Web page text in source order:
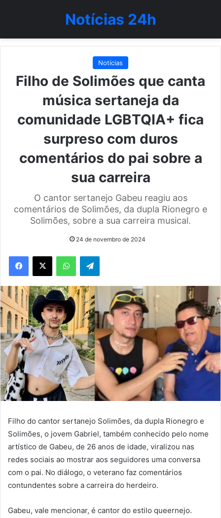
Notícias 24h
Notícias
Filho de Solimões que canta
música sertaneja da
comunidade LGBTQIA+ fica
surpreso com duros
comentários do pai sobre a
sua carreira
O cantor sertanejo Gabeu reagiu aos
comentários de Solimões, da dupla Rionegro e
Solimões, sobre a sua carreira musical.
24 de novembro de 2024
WhatsAppTelegram
Filho do cantor sertanejo Solimões, da dupla Rionegro e
Solimões, o jovem Gabriel, também conhecido pelo nome
artístico de Gabeu, de 26 anos de idade, viralizou nas
redes sociais ao mostrar aos seguidores uma conversa
com o pai. No diálogo, o veterano faz comentários
contundentes sobre a carreira do herdeiro.
Gabeu, vale mencionar, é cantor do estilo queernejo.